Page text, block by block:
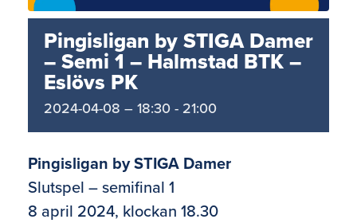
Pingisligan by STIGA Damer
– Semi 1 – Halmstad BTK –
Eslövs PK
2024-04-08 – 18:30 - 21:00
Pingisligan by STIGA Damer
Slutspel – semifinal 1
8 april 2024, klockan 18.30